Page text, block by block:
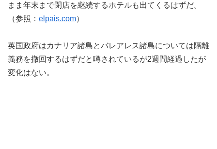
まま年末まで閉店を継続するホテルも出てくるはずだ。
（参照： elpais.com）
英国政府はカナリア諸島とバレアレス諸島については隔離
義務を撤回するはずだと噂されているが2週間経過したが
変化はない。